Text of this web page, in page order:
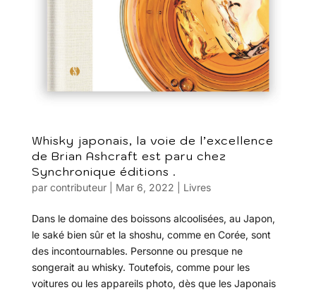
Whisky japonais, la voie de l’excellence
de Brian Ashcraft est paru chez
Synchronique éditions .
par contributeur| Mar 6, 2022 Livres
Dans le domaine des boissons alcoolisées, au Japon,
le saké bien sûr et la shoshu, comme en Corée, sont
des incontournables. Personne ou presque ne
songerait au whisky. Toutefois, comme pour les
voitures ou les appareils photo, dès que les Japonais